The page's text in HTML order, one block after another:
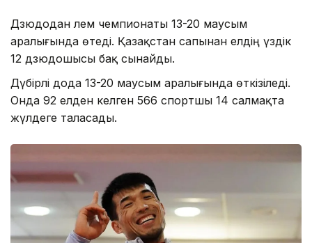
Дзюдодан әлем чемпионаты 13-20 маусым
аралығында өтеді. Қазақстан сапынан елдің үздік
12 дзюдошысы бақ сынайды.
Дүбірлі дода 13-20 маусым аралығында өткізіледі.
Онда 92 елден келген 566 спортшы 14 салмақта
жүлдеге таласады.